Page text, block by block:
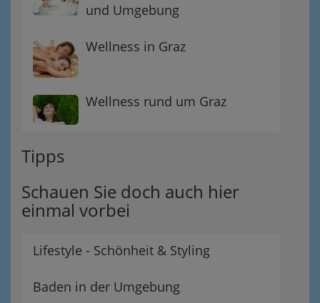
und Umgebung
Wellness in Graz
Wellness rund um Graz
Tipps
Schauen Sie doch auch hier
einmal vorbei
Lifestyle - Schönheit & Styling
Baden in der Umgebung